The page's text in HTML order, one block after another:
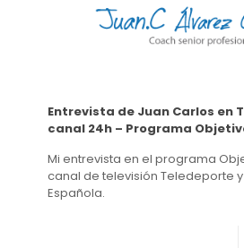
Entrevista de Juan Carlos en
canal 24h – Programa
Mi entrevista en el programa
canal de televisión Teledeporte
Española.